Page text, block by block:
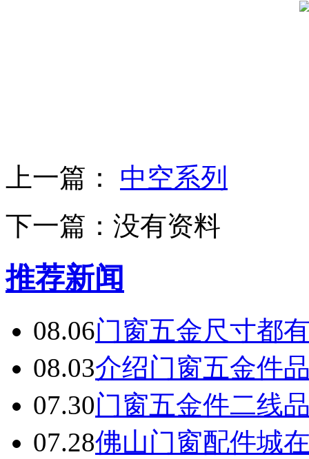
上一篇： 中空系列
下一篇： 没有资料
推荐新闻
08.06门窗五金尺寸都
08.03介绍门窗五金件
07.30门窗五金件二线
07.28佛山门窗配件城